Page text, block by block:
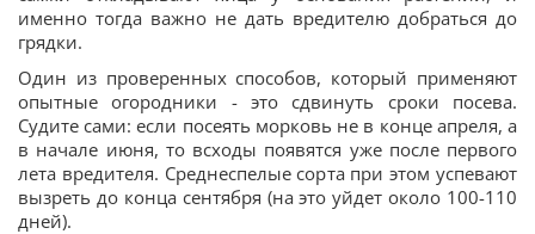
именно тогда важно не дать вредителю добраться до
грядки.
Один из проверенных способов, который применяют
опытные огородники - это сдвинуть сроки посева.
Судите сами: если посеять морковь не в конце апреля, а
в начале июня, то всходы появятся уже после первого
лета вредителя. Среднеспелые сорта при этом успевают
вызреть до конца сентября (на это уйдет около 100-110
дней).